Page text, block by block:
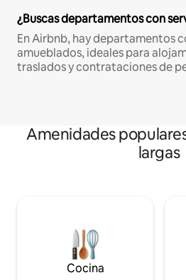
¿Buscas departamentos con
En Airbnb, hay departamentos
amueblados, ideales para
traslados y contrataciones de
Amenidades
largas
Cocina